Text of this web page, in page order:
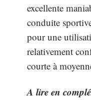
excellente
conduite
pour une
relativement
courte à
A lire en